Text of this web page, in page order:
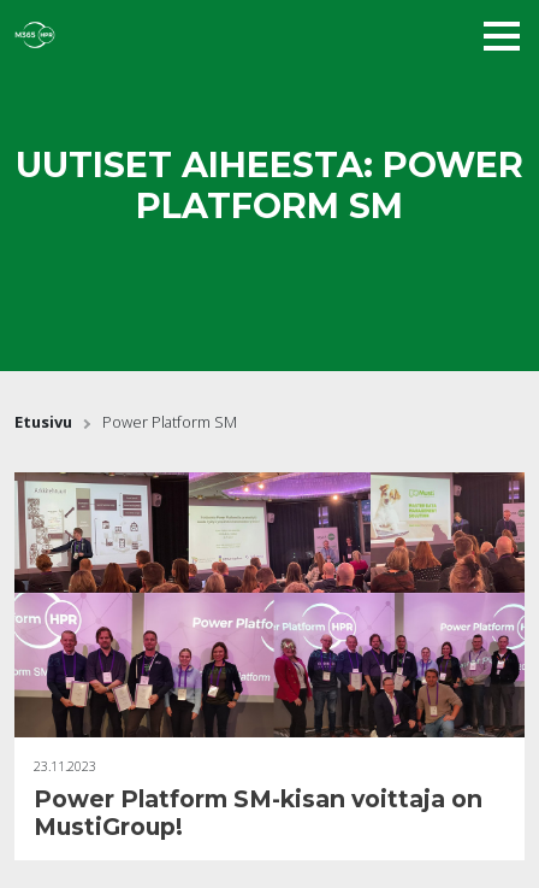
UUTISET AIHEESTA: POWER
PLATFORM SM
Etusivu Power Platform SM
23.11.2023
Power Platform SM-kisan voittaja on
MustiGroup!